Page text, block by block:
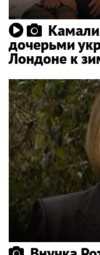
дочерьми
Лондоне к